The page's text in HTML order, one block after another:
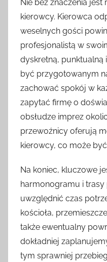
Nie bez znaczenia
kierowcy. Kierowca
weselnych gości
profesjonalistą w
dyskretną, punktualną
być przygotowanym
zachować spokój w
zapytać firmę o
obsłudze imprez
przewoźnicy oferują
kierowcy, co może
Na koniec, kluczowe
harmonogramu i trasy
uwzględnić czas
kościoła,
także ewentualny
dokładniej
tym sprawniej